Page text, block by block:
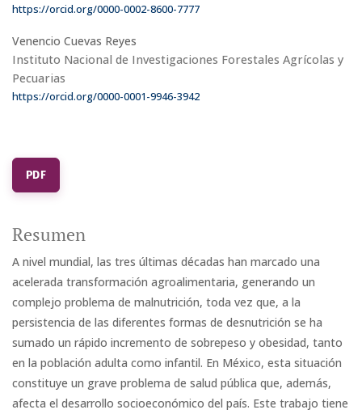
https://orcid.org/0000-0002-8600-7777
Venencio Cuevas Reyes
Instituto Nacional de Investigaciones Forestales Agrícolas y
Pecuarias
https://orcid.org/0000-0001-9946-3942
PDF
Resumen
A nivel mundial, las tres últimas décadas han marcado una
acelerada transformación agroalimentaria, generando un
complejo problema de malnutrición, toda vez que, a la
persistencia de las diferentes formas de desnutrición se ha
sumado un rápido incremento de sobrepeso y obesidad, tanto
en la población adulta como infantil. En México, esta situación
constituye un grave problema de salud pública que, además,
afecta el desarrollo socioeconómico del país. Este trabajo tiene